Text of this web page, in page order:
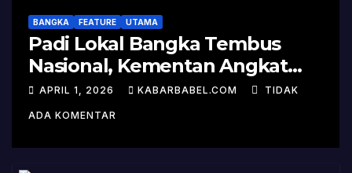
BANGKA FEATURE UTAMA
Padi Lokal Bangka Tembus
Nasional, Kementan Angkat
Kisah Sukses Pelepasan
Varietas
APRIL 1, 2026 KABARBABEL.COM TIDAK
ADA KOMENTAR